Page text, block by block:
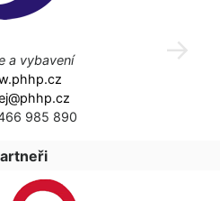
a vybavení
985 890